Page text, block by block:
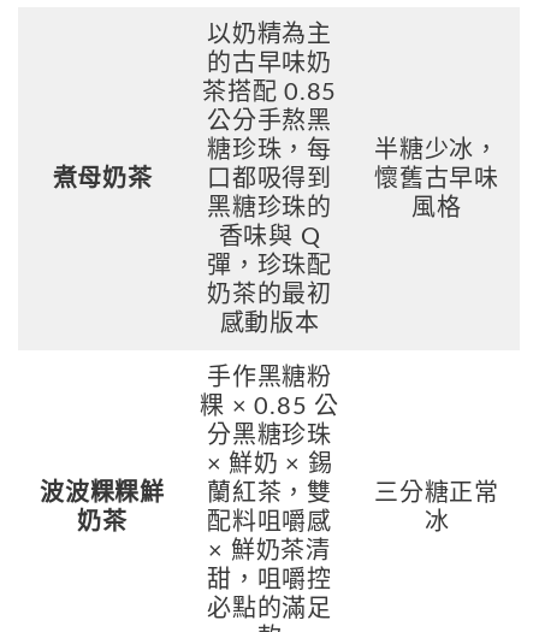
煮母奶茶
以奶精為主
的古早味奶
茶搭配 0.85
公分手熬黑
糖珍珠，每
口都吸得到
黑糖珍珠的
香味與 Q
彈，珍珠配
奶茶的最初
感動版本
半糖少冰，
懷舊古早味
風格
波波粿粿鮮
奶茶
手作黑糖粉
粿 × 0.85 公
分黑糖珍珠
× 鮮奶 × 錫
蘭紅茶，雙
配料咀嚼感
× 鮮奶茶清
甜，咀嚼控
必點的滿足
三分糖正常
冰